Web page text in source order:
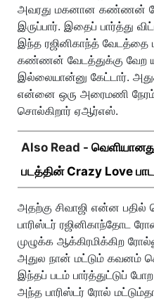
அவரது மகனான கண்ணன்
இருப்பார். இதைப் பார்த்து
இந்த ரஜினிகாந்த்
கண்ணன் வேடத்துக்கு வேற
இல்லையான்னு கேட்டார்.
என்னை ஒரு அரைமணி நேரம்
சொல்கிறார் ஏஆர்எஸ்.
Also Read -
படத்தின் Crazy Love
அதற்கு சிவாஜி என்ன
பாரிஸ்டர் ரஜினிகாந்தோட
முழுக்க ஆக்கிரமிக்கிற
அதுல நான் மட்டும் கவனம்
இந்தப் படம் பார்த்துட்டுப்
அந்த பாரிஸ்டர் ரோல்